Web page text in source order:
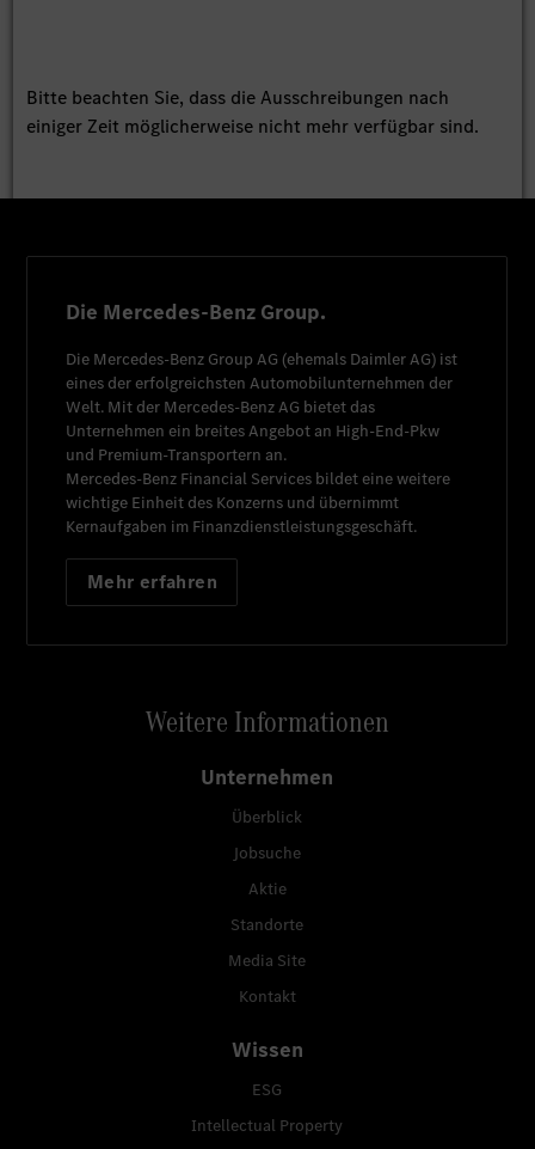
Bitte beachten Sie, dass die Ausschreibungen nach
einiger Zeit möglicherweise nicht mehr verfügbar sind.
Die Mercedes-Benz Group.
Die Mercedes-Benz Group AG (ehemals Daimler AG) ist
eines der erfolgreichsten Automobilunternehmen der
Welt. Mit der Mercedes-Benz AG bietet das
Unternehmen ein breites Angebot an High-End-Pkw
und Premium-Transportern an.
Mercedes-Benz Financial Services bildet eine weitere
wichtige Einheit des Konzerns und übernimmt
Kernaufgaben im Finanzdienstleistungsgeschäft.
Mehr erfahren
Weitere Informationen
Unternehmen
Überblick
Jobsuche
Aktie
Standorte
Media Site
Kontakt
Wissen
ESG
Intellectual Property